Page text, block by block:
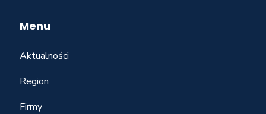
Menu
Aktualności
Region
Firmy